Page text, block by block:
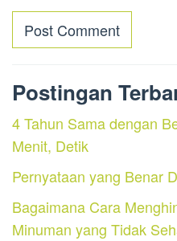
Postingan
4 Tahun Sama dengan
Menit, Detik
Pernyataan yang Benar
Bagaimana Cara
Minuman yang Tidak